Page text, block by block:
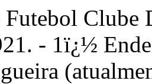
Futebol Clube
- 1ï¿½